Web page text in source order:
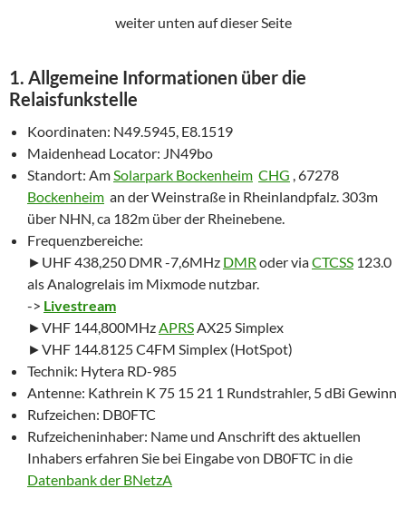
weiter unten auf dieser Seite
1. Allgemeine Informationen über die
Relaisfunkstelle
Koordinaten: N49.5945, E8.1519
Maidenhead Locator: JN49bo
Standort: Am Solarpark Bockenheim CHG , 67278
Bockenheim an der Weinstraße in Rheinlandpfalz. 303m
über NHN, ca 182m über der Rheinebene.
Frequenzbereiche:
►UHF 438,250 DMR -7,6MHz DMR oder viaCTCSS 123.0
als Analogrelais im Mixmode nutzbar.
-> Livestream
►VHF 144,800MHz APRS AX25 Simplex
►VHF 144.8125 C4FM Simplex (HotSpot)
Technik: Hytera RD-985
Antenne: Kathrein K 75 15 21 1 Rundstrahler, 5 dBi Gewinn
Rufzeichen: DB0FTC
Rufzeicheninhaber: Name und Anschrift des aktuellen
Inhabers erfahren Sie bei Eingabe von DB0FTC in die
Datenbank der BNetzA